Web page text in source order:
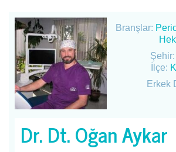
Branşlar:
Şehir:
İlçe:
Erkek
Dr. Dt. Oğan Aykar